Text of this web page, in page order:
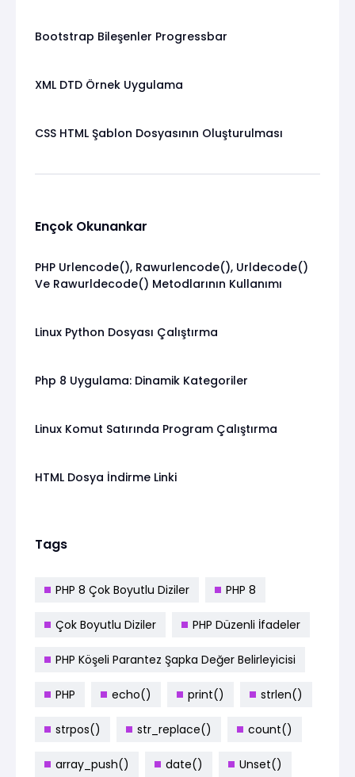
Bootstrap Bileşenler Progressbar
XML DTD Örnek Uygulama
CSS HTML Şablon Dosyasının Oluşturulması
Ençok Okunankar
PHP Urlencode(), Rawurlencode(), Urldecode()
Ve Rawurldecode() Metodlarının Kullanımı
Linux Python Dosyası Çalıştırma
Php 8 Uygulama: Dinamik Kategoriler
Linux Komut Satırında Program Çalıştırma
HTML Dosya İndirme Linki
Tags
PHP 8 Çok Boyutlu Diziler PHP 8
Çok Boyutlu Diziler PHP Düzenli İfadeler
PHP Köşeli Parantez Şapka Değer Belirleyicisi
PHP echo() print() strlen()
strpos() str_replace() count()
array_push() date() Unset()